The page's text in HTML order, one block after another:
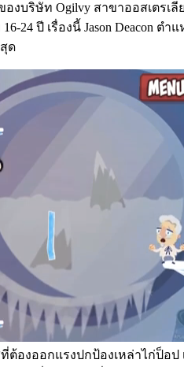
ของบริษัท Ogilvy สาขาออสเ
24 ปี เรื่องนี้ Jason Deacon
ด
สที่ต้องออกแรงปกป้องเหล่าไ